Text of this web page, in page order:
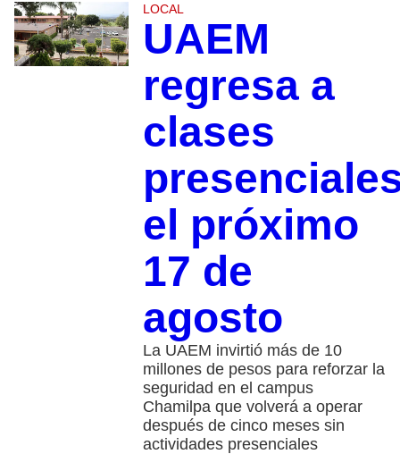
LOCAL
UAEM
regresa a
clases
el próximo
17 de
agosto
La UAEM invirtió más de 10
millones de pesos para reforzar la
seguridad en el campus
Chamilpa que volverá a operar
después de cinco meses sin
actividades presenciales